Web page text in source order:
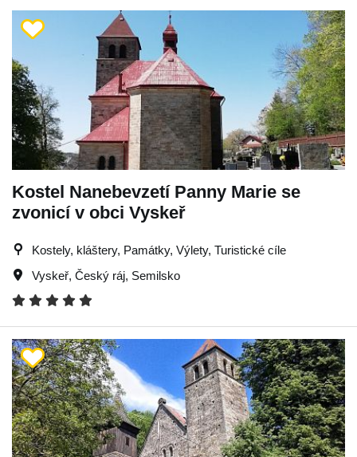
Kostel Nanebevzetí Panny Marie se
zvonicí v obci Vyskeř
Kostely, kláštery, Památky, Výlety, Turistické cíle
Vyskeř, Český ráj, Semilsko